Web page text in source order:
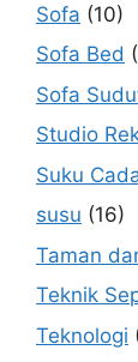
Sofa (10)
Sofa Bed
Sofa
Studio
Suku
susu (16)
Taman
Teknik
Teknologi